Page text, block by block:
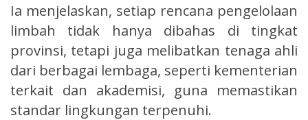
Ia menjelaskan, setiap rencana pengelolaan
limbah tidak hanya dibahas di tingkat
provinsi, tetapi juga melibatkan tenaga ahli
dari berbagai lembaga, seperti kementerian
terkait dan akademisi, guna memastikan
standar lingkungan terpenuhi.